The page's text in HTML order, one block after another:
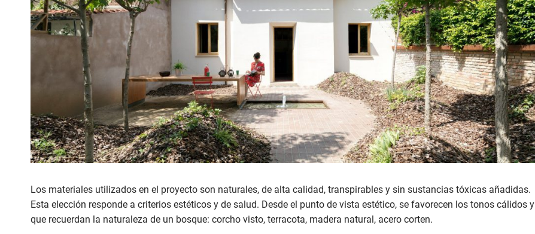
Los materiales utilizados en el proyecto son naturales, de alta calidad, transpirables y sin sustancias tóxicas añadidas.
Esta elección responde a criterios estéticos y de salud. Desde el punto de vista estético, se favorecen los tonos cálidos y
que recuerdan la naturaleza de un bosque: corcho visto, terracota, madera natural, acero corten.